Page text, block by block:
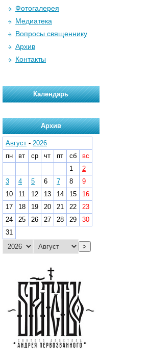
Фотогалерея
Медиатека
Вопросы священнику
Архив
Контакты
Календарь
Архив
Август - 2026
пн
вт ср чт пт сб
вс
1
2
3
4 5 6 7 8
9
10
11 12 13 14 15
16
17
18 19 20 21 22
23
24
25 26 27 28 29
30
31
>